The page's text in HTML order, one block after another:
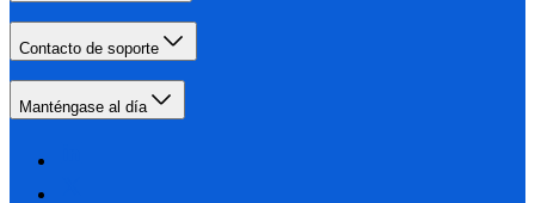
Contacto de soporte
Manténgase al día